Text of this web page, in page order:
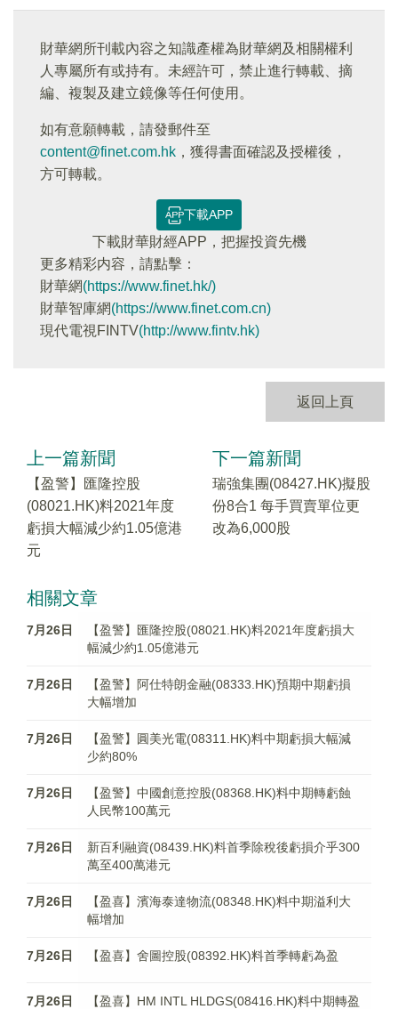
財華網所刊載內容之知識產權為財華網及相關權利
人專屬所有或持有。未經許可，禁止進行轉載、摘
編、複製及建立鏡像等任何使用。
如有意願轉載，請發郵件至
content@finet.com.hk ，獲得書面確認及授權後，
方可轉載。
下載APP
下載財華財經APP，把握投資先機
更多精彩内容，請點擊：
財華網(https://www.finet.hk/)
財華智庫網(https://www.finet.com.cn)
現代電視FINTV(http://www.fintv.hk)
返回上頁
上一篇新聞
【盈警】匯隆控股
(08021.HK)料2021年度
虧損大幅減少約1.05億港
元
下一篇新聞
瑞強集團(08427.HK)擬股
份8合1 每手買賣單位更
改為6,000股
相關文章
7月26日
【盈警】匯隆控股(08021.HK)料2021年度虧損大
幅減少約1.05億港元
7月26日
【盈警】阿仕特朗金融(08333.HK)預期中期虧損
大幅增加
7月26日
【盈警】圓美光電(08311.HK)料中期虧損大幅減
少約80%
7月26日
【盈警】中國創意控股(08368.HK)料中期轉虧蝕
人民幣100萬元
7月26日
新百利融資(08439.HK)料首季除稅後虧損介乎300
萬至400萬港元
7月26日
【盈喜】濱海泰達物流(08348.HK)料中期溢利大
幅增加
7月26日 【盈喜】舍圖控股(08392.HK)料首季轉虧為盈
7月26日
【盈喜】HM INTL HLDGS(08416.HK)料中期轉盈